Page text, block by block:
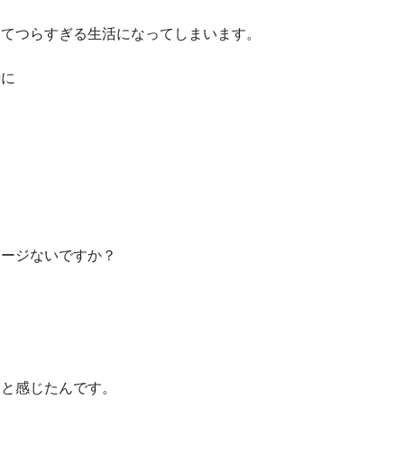
つらすぎる生活になってしまいます。
ジないですか？
感じたんです。